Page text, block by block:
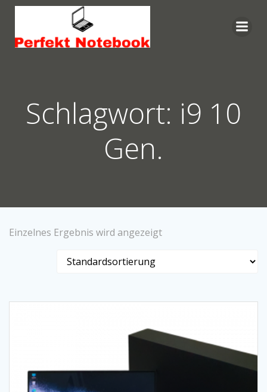
Zum
Schlagwort: i9 10
Gen.
Einzelnes Ergebnis wird angezeigt